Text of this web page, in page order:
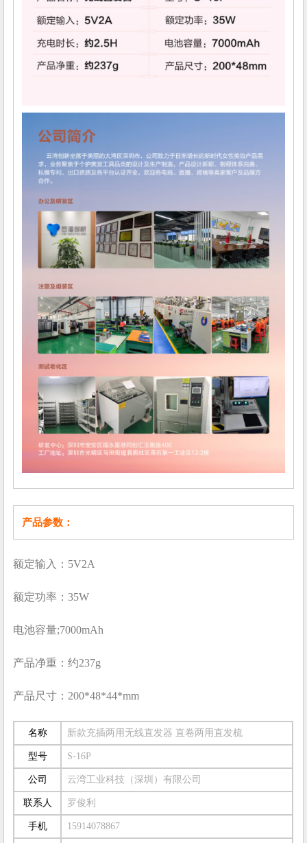
产品参数：
额定输入：5V2A
额定功率：35W
电池容量;7000mAh
产品净重：约237g
产品尺寸：200*48*44*mm
名称 新款充插两用无线直发器 直卷两用直发梳
型号 S-16P
公司 云湾工业科技（深圳）有限公司
联系人 罗俊利
手机 15914078867